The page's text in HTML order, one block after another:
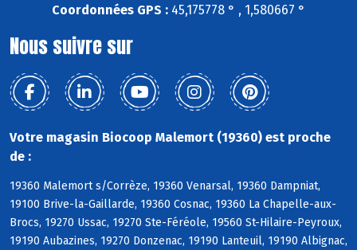
Coordonnées GPS : 45,175778 ° , 1,580667 °
Nous suivre sur
Votre magasin Biocoop Malemort (19360) est proche
de :
19360 Malemort s/Corrèze, 19360 Venarsal, 19360 Dampniat,
19100 Brive-la-Gaillarde, 19360 Cosnac, 19360 La Chapelle-aux-
Brocs, 19270 Ussac, 19270 Ste-Féréole, 19560 St-Hilaire-Peyroux,
19190 Aubazines, 19270 Donzenac, 19190 Lanteuil, 19190 Albignac,